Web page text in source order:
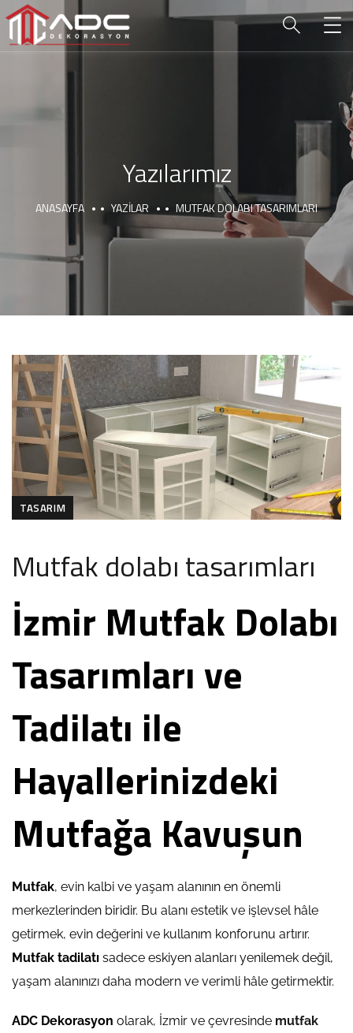
Yazılarımız
ANASAYFA YAZILAR MUTFAK DOLABI TASARIMLARI
TASARIM
Mutfak dolabı tasarımları
İzmir Mutfak Dolabı
Tasarımları ve
Tadilatı ile
Hayallerinizdeki
Mutfağa Kavuşun
Mutfak, evin kalbi ve yaşam alanının en önemli
merkezlerinden biridir. Bu alanı estetik ve işlevsel hâle
getirmek, evin değerini ve kullanım konforunu artırır.
Mutfak tadilatı sadece eskiyen alanları yenilemek değil,
yaşam alanınızı daha modern ve verimli hâle getirmektir.
ADC Dekorasyon olarak, İzmir ve çevresinde mutfak